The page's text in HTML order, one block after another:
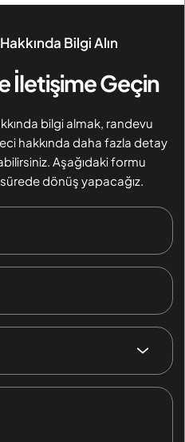
Bilgi Alın
İletişime Geçin
bilgi almak, randevu
hakkında daha fazla detay
Aşağıdaki formu
dönüş yapacağız.